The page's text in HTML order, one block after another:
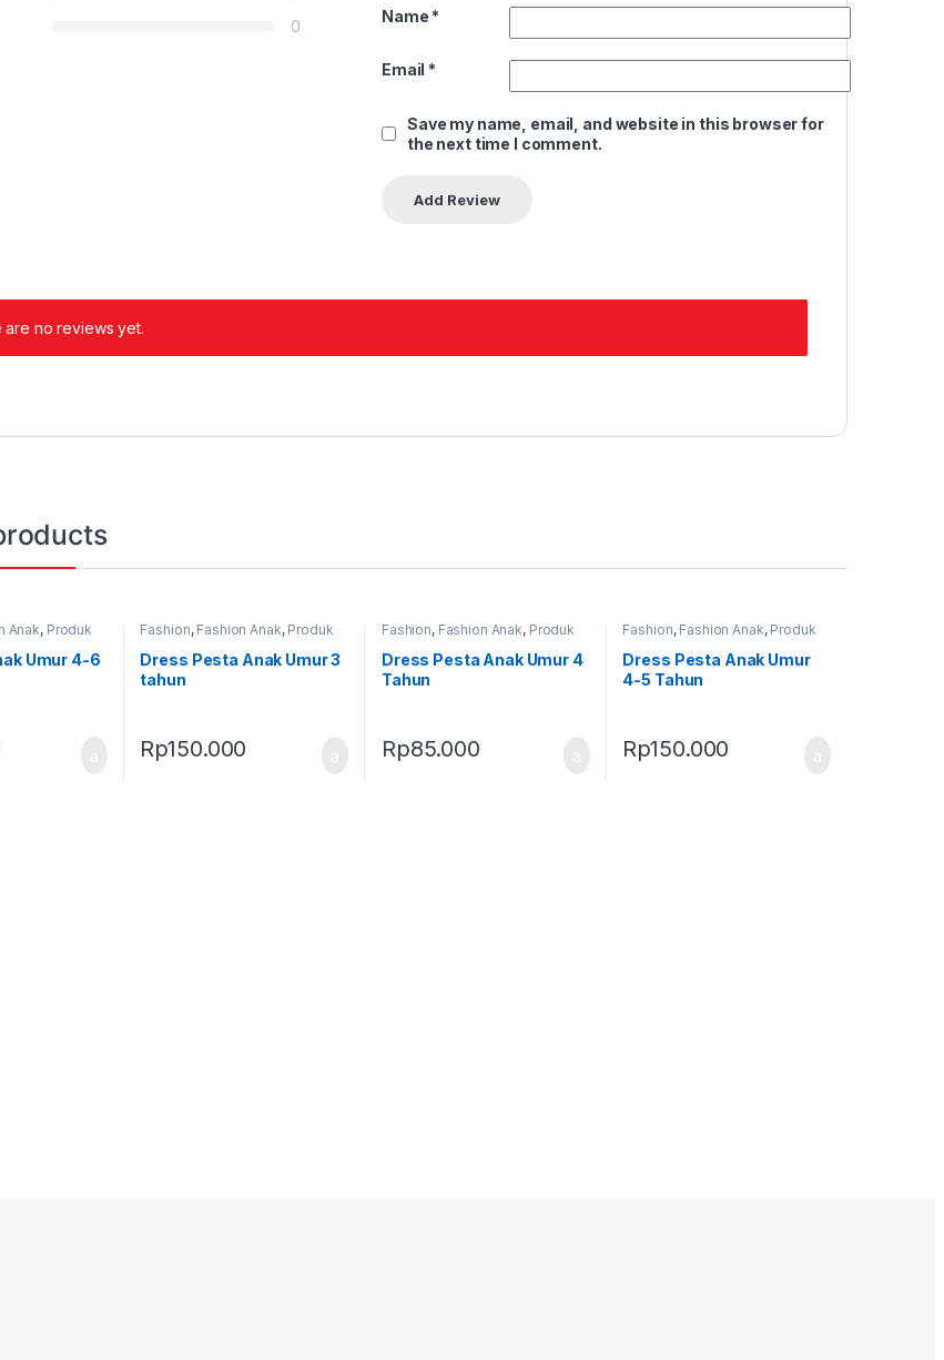
0
Name *
Email *
Save my name, email, and website in this browser for
the next time I comment.
are no reviews yet.
Anak, Produk
Umur 4-6
Fashion, Fashion Anak, Produk
Dress Pesta Anak Umur 3
tahun
Rp150.000
Fashion, Fashion Anak, Produk
Terbaru
Dress Pesta Anak Umur 4
Tahun
Rp85.000
Fashion, Fashion Anak, Produk
Dress Pesta Anak Umur
4-5 Tahun
Rp150.000